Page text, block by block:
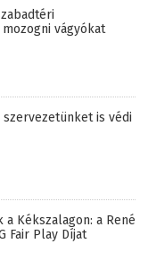
vágyókat
is védi
Kékszalagon: a René
Fair Play Díjat